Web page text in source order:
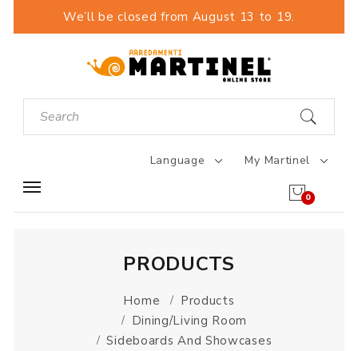
We’ll be closed from August 13 to 19.
Language My Martinel
0
PRODUCTS
Home
Products
Dining/Living Room
Sideboards And Showcases